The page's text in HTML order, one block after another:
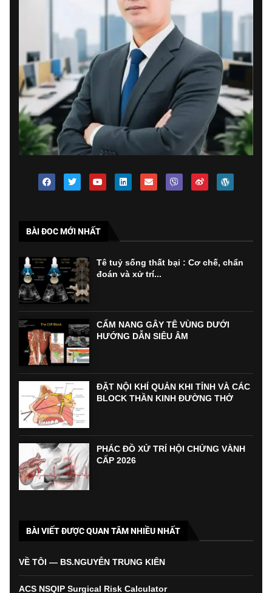
BÀI ĐOC MỚI NHẤT
Tê tuỷ sống thất bại : Cơ chế, chẩn
đoán và xử trí...
CẨM NANG GÂY TÊ VÙNG DƯỚI
HƯỚNG DẪN SIÊU ÂM
ĐẶT NỘI KHÍ QUẢN KHI TỈNH VÀ CÁC
BLOCK THẦN KINH ĐƯỜNG THỞ
PHÁC ĐỒ XỬ TRÍ HỘI CHỨNG VÀNH
CẤP 2026
BÀI VIẾT ĐƯỢC QUAN TÂM NHIỀU NHẤT
VỀ TÔI — BS.NGUYỄN TRUNG KIÊN
ACS NSQIP Surgical Risk Calculator